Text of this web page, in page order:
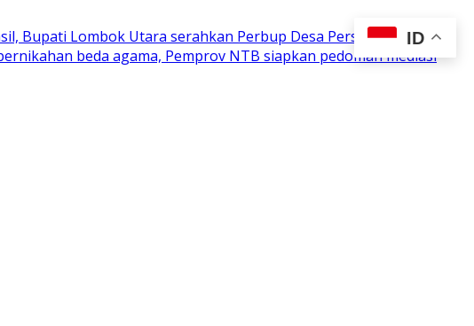
Bupati Lombok Utara serahkan Perbup Desa Persiapan
beda agama, Pemprov NTB siapkan pedoman mediasi
ID